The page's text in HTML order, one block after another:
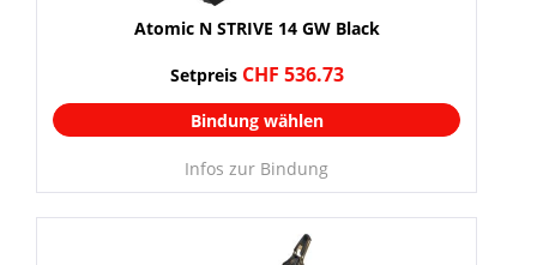
Atomic N STRIVE 14 GW Black
Setpreis CHF 536.73
Bindung wählen
Infos zur Bindung